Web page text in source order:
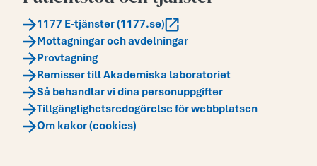
1177 E-tjänster (1177.se)
Mottagningar och avdelningar
Provtagning
Remisser till Akademiska laboratoriet
Så behandlar vi dina personuppgifter
Tillgänglighetsredogörelse för webbplatsen
Om kakor (cookies)